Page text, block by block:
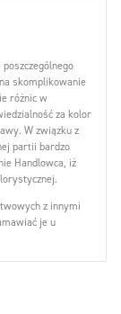
skomplikowanie
różnic w
za kolor
W związku z
partii bardzo
Handlowca, iż
z innymi
je u